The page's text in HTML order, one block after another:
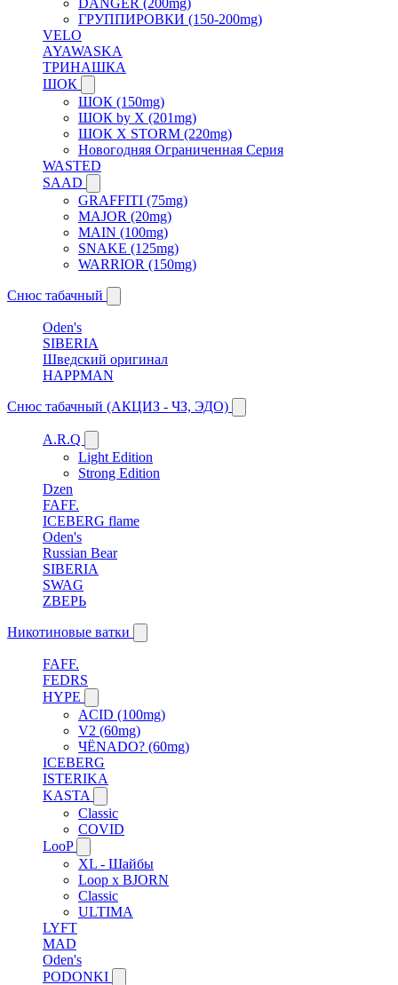
ГРУППИРОВКИ (150-200mg)
VELO
AYAWASKA
ТРИНАШКА
ШОК
ШОК (150mg)
ШОК by X (201mg)
ШОК X STORM (220mg)
Новогодняя Ограниченная Серия
WASTED
SAAD
GRAFFITI (75mg)
MAJOR (20mg)
MAIN (100mg)
SNAKE (125mg)
WARRIOR (150mg)
Снюс табачный
Oden's
SIBERIA
Шведский оригинал
HAPPMAN
Снюс табачный (АКЦИЗ - ЧЗ, ЭДО)
A.R.Q
Light Edition
Strong Edition
Dzen
FAFF.
ICEBERG flame
Oden's
Russian Bear
SIBERIA
SWAG
ZВЕРЬ
Никотиновые ватки
FAFF.
FEDRS
HYPE
ACID (100mg)
V2 (60mg)
ЧЁNADO? (60mg)
ICEBERG
ISTERIKA
KASTA
Classic
COVID
LooP
XL - Шайбы
Loop x BJORN
Classic
ULTIMA
LYFT
MAD
Oden's
PODONKI